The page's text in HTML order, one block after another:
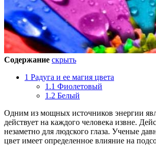
Содержание скрыть
1 Радуга и ее магия цвета
1.1 Фиолетовый
1.2 Белый
Одним из мощных источников энергии
действует на каждого человека извне.
незаметно для людского глаза. Ученые
цвет имеет определенное влияние на